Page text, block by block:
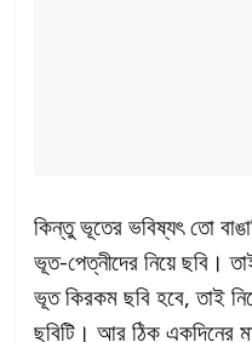
কিন্তু ভূতের ভবিষ্যৎ তো
ভূত-পেত্নীদের নিয়ে ছবি।
ভূত কিরকম ছবি হবে, তাই
ছবিটি। আর ঠিক একদিনের